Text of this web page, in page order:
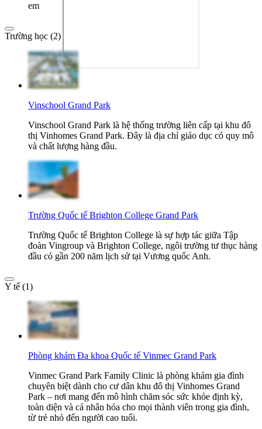
em
Trường học (2)
Vinschool Grand Park
Vinschool Grand Park là hệ thống trường liên cấp tại khu đô
thị Vinhomes Grand Park. Đây là địa chỉ giáo dục có quy mô
và chất lượng hàng đầu.
Trường Quốc tế Brighton College Grand Park
Trường Quốc tế Brighton College là sự hợp tác giữa Tập
đoàn Vingroup và Brighton College, ngôi trường tư thục hàng
đầu có gần 200 năm lịch sử tại Vương quốc Anh.
Y tế (1)
Phòng khám Đa khoa Quốc tế Vinmec Grand Park
Vinmec Grand Park Family Clinic là phòng khám gia đình
chuyên biệt dành cho cư dân khu đô thị Vinhomes Grand
Park – nơi mang đến mô hình chăm sóc sức khỏe định kỳ,
toàn diện và cá nhân hóa cho mọi thành viên trong gia đình,
từ trẻ nhỏ đến người cao tuổi.